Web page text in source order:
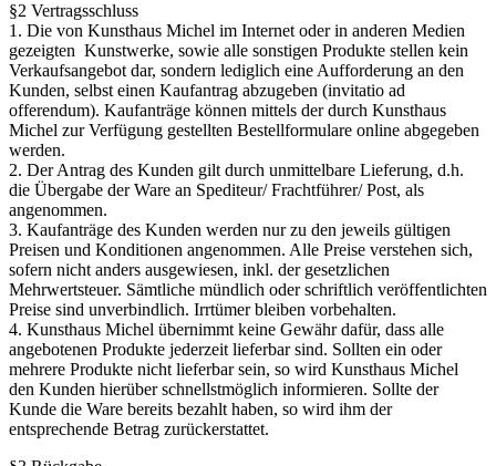
§2 Vertragsschluss
1. Die von Kunsthaus Michel im Internet oder in anderen Medien
gezeigten Kunstwerke, sowie alle sonstigen Produkte stellen kein
Verkaufsangebot dar, sondern lediglich eine Aufforderung an den
Kunden, selbst einen Kaufantrag abzugeben (invitatio ad
offerendum). Kaufanträge können mittels der durch Kunsthaus
Michel zur Verfügung gestellten Bestellformulare online abgegeben
werden.
2. Der Antrag des Kunden gilt durch unmittelbare Lieferung, d.h.
die Übergabe der Ware an Spediteur/ Frachtführer/ Post, als
angenommen.
3. Kaufanträge des Kunden werden nur zu den jeweils gültigen
Preisen und Konditionen angenommen. Alle Preise verstehen sich,
sofern nicht anders ausgewiesen, inkl. der gesetzlichen
Mehrwertsteuer. Sämtliche mündlich oder schriftlich veröffentlichten
Preise sind unverbindlich. Irrtümer bleiben vorbehalten.
4. Kunsthaus Michel übernimmt keine Gewähr dafür, dass alle
angebotenen Produkte jederzeit lieferbar sind. Sollten ein oder
mehrere Produkte nicht lieferbar sein, so wird Kunsthaus Michel
den Kunden hierüber schnellstmöglich informieren. Sollte der
Kunde die Ware bereits bezahlt haben, so wird ihm der
entsprechende Betrag zurückerstattet.